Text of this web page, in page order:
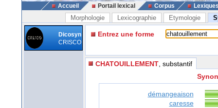
Accueil Portail lexical Corpus
Morphologie Lexicographie Etymologie
Dicosyn
CRISCO
Entrez une forme
CHATOUILLEMENT , substantif
démangeaison
caresse